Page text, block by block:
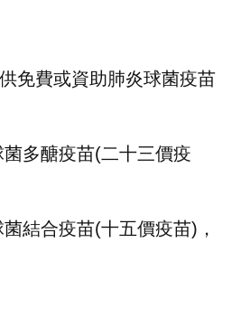
免費或資助肺炎球菌疫苗
多醣疫苗(二十三價疫
結合疫苗(十五價疫苗)，